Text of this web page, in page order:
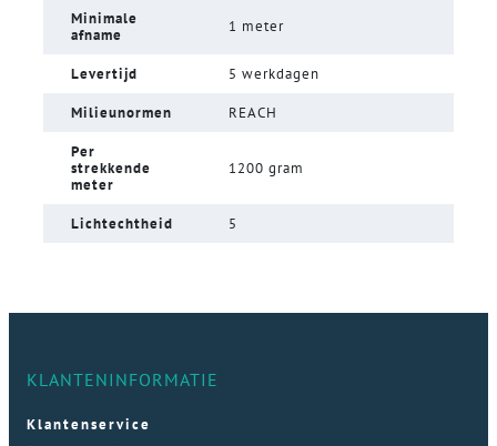
Minimale
afname
1 meter
Levertijd 5 werkdagen
Milieunormen REACH
Per
strekkende
meter
1200 gram
Lichtechtheid 5
KLANTENINFORMATIE
Klantenservice